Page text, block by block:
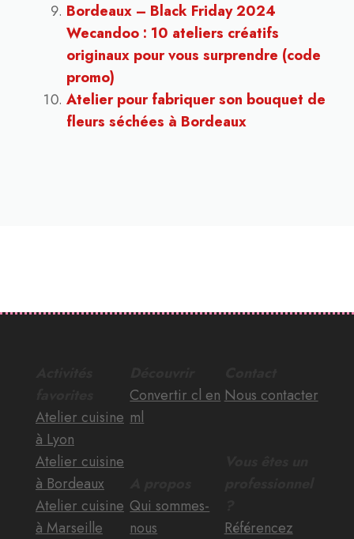
Bordeaux – Black Friday 2024
Wecandoo : 10 ateliers créatifs
originaux pour vous surprendre (code
promo)
Atelier pour fabriquer son bouquet de
fleurs séchées à Bordeaux
Atelier cuisine
à Lyon
Atelier cuisine
à Bordeaux
Atelier cuisine
à Marseille
Convertir cl en
ml
Qui sommes-
nous
Nous contacter
Référencez